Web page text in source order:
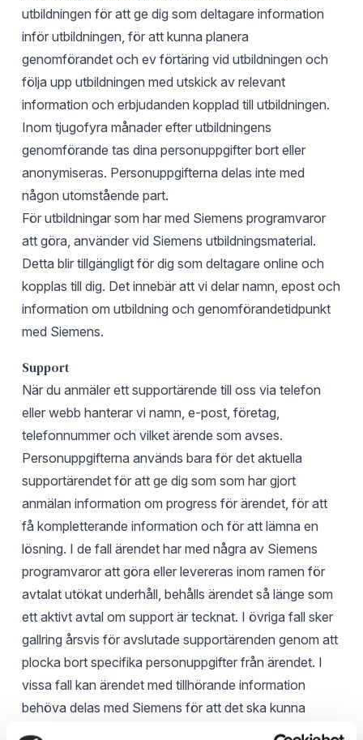
utbildningen för att ge dig som deltagare information
inför utbildningen, för att kunna planera
genomförandet och ev förtäring vid utbildningen och
följa upp utbildningen med utskick av relevant
information och erbjudanden kopplad till utbildningen.
Inom tjugofyra månader efter utbildningens
genomförande tas dina personuppgifter bort eller
anonymiseras. Personuppgifterna delas inte med
någon utomstående part.
För utbildningar som har med Siemens programvaror
att göra, använder vid Siemens utbildningsmaterial.
Detta blir tillgängligt för dig som deltagare online och
kopplas till dig. Det innebär att vi delar namn, epost och
information om utbildning och genomförandetidpunkt
med Siemens.
Support
När du anmäler ett supportärende till oss via telefon
eller webb hanterar vi namn, e-post, företag,
telefonnummer och vilket ärende som avses.
Personuppgifterna används bara för det aktuella
supportärendet för att ge dig som som har gjort
anmälan information om progress för ärendet, för att
få kompletterande information och för att lämna en
lösning. I de fall ärendet har med några av Siemens
programvaror att göra eller levereras inom ramen för
avtalat utökat underhåll, behålls ärendet så länge som
ett aktivt avtal om support är tecknat. I övriga fall sker
gallring årsvis för avslutade supportärenden genom att
plocka bort specifika personuppgifter från ärendet. I
vissa fall kan ärendet med tillhörande information
behöva delas med Siemens för att det ska kunna
lösas. När det är aktuellt, informeras alltid den som har